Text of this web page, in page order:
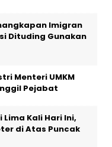
Imigran
Dituding Gunakan
Menteri UMKM
Pejabat
Lima Kali Hari Ini,
di Atas Puncak